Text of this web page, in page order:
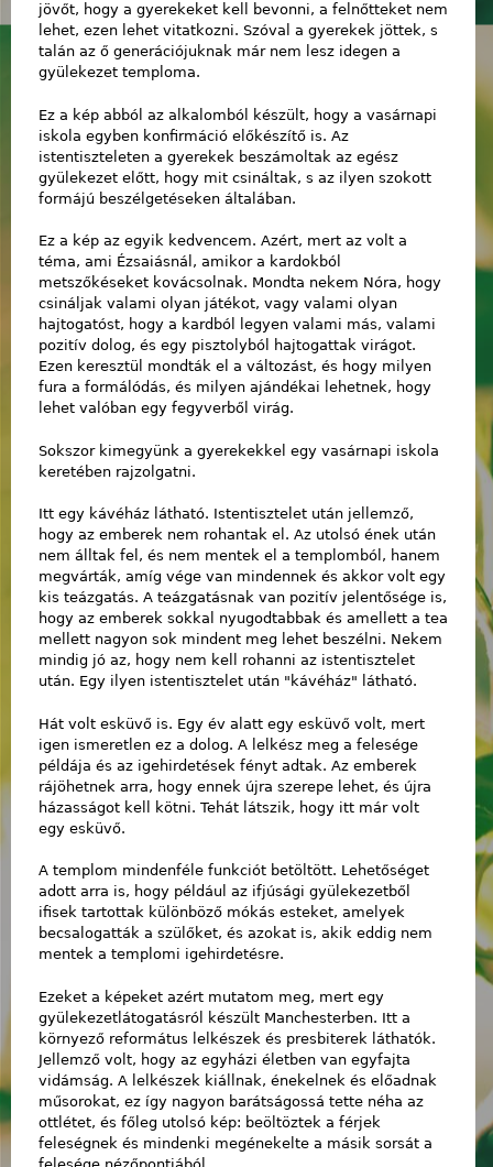
jövőt, hogy a gyerekeket kell bevonni, a felnőtteket nem
lehet, ezen lehet vitatkozni. Szóval a gyerekek jöttek, s
talán az ő generációjuknak már nem lesz idegen a
gyülekezet temploma.
Ez a kép abból az alkalomból készült, hogy a vasárnapi
iskola egyben konfirmáció előkészítő is. Az
istentiszteleten a gyerekek beszámoltak az egész
gyülekezet előtt, hogy mit csináltak, s az ilyen szokott
formájú beszélgetéseken általában.
Ez a kép az egyik kedvencem. Azért, mert az volt a
téma, ami Ézsaiásnál, amikor a kardokból
metszőkéseket kovácsolnak. Mondta nekem Nóra, hogy
csináljak valami olyan játékot, vagy valami olyan
hajtogatóst, hogy a kardból legyen valami más, valami
pozitív dolog, és egy pisztolyból hajtogattak virágot.
Ezen keresztül mondták el a változást, és hogy milyen
fura a formálódás, és milyen ajándékai lehetnek, hogy
lehet valóban egy fegyverből virág.
Sokszor kimegyünk a gyerekekkel egy vasárnapi iskola
keretében rajzolgatni.
Itt egy kávéház látható. Istentisztelet után jellemző,
hogy az emberek nem rohantak el. Az utolsó ének után
nem álltak fel, és nem mentek el a templomból, hanem
megvárták, amíg vége van mindennek és akkor volt egy
kis teázgatás. A teázgatásnak van pozitív jelentősége is,
hogy az emberek sokkal nyugodtabbak és amellett a tea
mellett nagyon sok mindent meg lehet beszélni. Nekem
mindig jó az, hogy nem kell rohanni az istentisztelet
után. Egy ilyen istentisztelet után "kávéház" látható.
Hát volt esküvő is. Egy év alatt egy esküvő volt, mert
igen ismeretlen ez a dolog. A lelkész meg a felesége
példája és az igehirdetések fényt adtak. Az emberek
rájöhetnek arra, hogy ennek újra szerepe lehet, és újra
házasságot kell kötni. Tehát látszik, hogy itt már volt
egy esküvő.
A templom mindenféle funkciót betöltött. Lehetőséget
adott arra is, hogy például az ifjúsági gyülekezetből
ifisek tartottak különböző mókás esteket, amelyek
becsalogatták a szülőket, és azokat is, akik eddig nem
mentek a templomi igehirdetésre.
Ezeket a képeket azért mutatom meg, mert egy
gyülekezetlátogatásról készült Manchesterben. Itt a
környező református lelkészek és presbiterek láthatók.
Jellemző volt, hogy az egyházi életben van egyfajta
vidámság. A lelkészek kiállnak, énekelnek és előadnak
műsorokat, ez így nagyon barátságossá tette néha az
ottlétet, és főleg utolsó kép: beöltöztek a férjek
feleségnek és mindenki megénekelte a másik sorsát a